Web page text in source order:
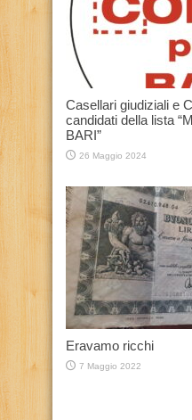
Casellari giudiziali e
candidati della lista
BARI”
26 Maggio 2024
Eravamo ricchi
7 Maggio 2022